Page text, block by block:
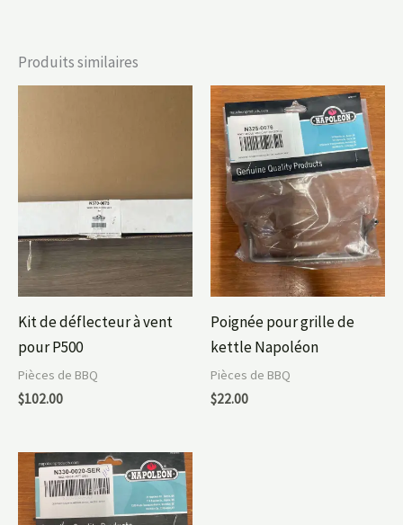
Produits similaires
Kit de déflecteur à vent
pour P500
Pièces de BBQ
$102.00
Poignée pour grille de
kettle Napoléon
Pièces de BBQ
$22.00